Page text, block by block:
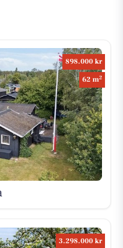
898.000 kr
62 m2
3.298.000 kr